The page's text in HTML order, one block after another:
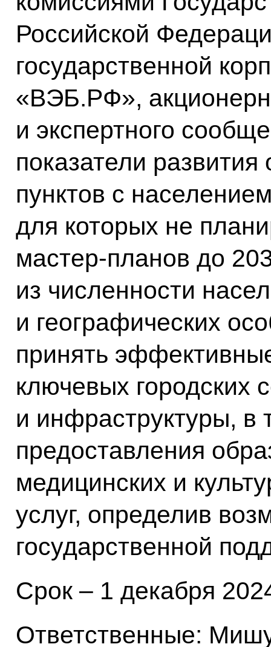
Российской
государственной
«ВЭБ.РФ»,
и экспертного
показатели
пунктов с
для которых не
мастер-планов до
из численности
и географических
принять
ключевых городских
и инфраструктуры, в
предоставления
медицинских и
услуг, определив
государственной
Срок – 1 декабря
Ответственные: